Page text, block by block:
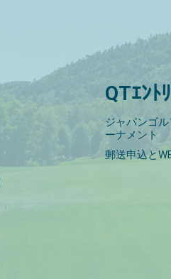
QTｴﾝﾄ
ジャパンゴ
ーナメント
郵送申込と